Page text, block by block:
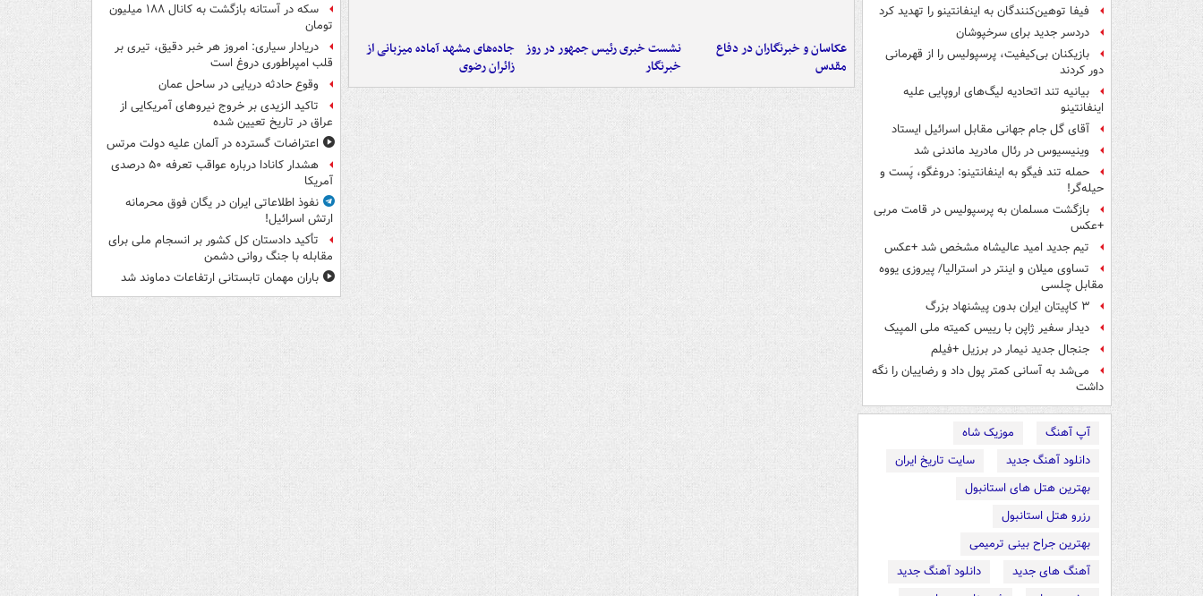
فیفا توهین‌کنندگان به اینفانتینو را تهدید کرد
دردسر جدید برای سرخپوشان
بازیکنان بی‌کیفیت، پرسپولیس را از قهرمانی
دور کردند
بیانیه تند اتحادیه لیگ‌های اروپایی علیه
اینفانتینو
آقای گل جام جهانی مقابل اسرائیل ایستاد
وینیسیوس در رئال مادرید ماندنی شد
حمله تند فیگو به اینفانتینو: دروغگو، پَست‌ و
حیله‌گر!
بازگشت مسلمان به پرسپولیس در قامت مربی
+عکس
تیم جدید امید عالیشاه مشخص شد +عکس
تساوی میلان و اینتر در استرالیا/ پیروزی یووه
مقابل چلسی
۳ کاپیتان ایران بدون پیشنهاد بزرگ
دیدار سفیر ژاپن با رییس کمیته ملی المپیک
جنجال جدید نیمار در برزیل +فیلم
می‌شد به آسانی کمتر پول داد و رضاییان را نگه
داشت
آپ آهنگ
موزیک شاه
دانلود آهنگ جدید
سایت تاریخ ایران
بهترین هتل های استانبول
رزرو هتل استانبول
بهترین جراح بینی ترمیمی
آهنگ های جدید
دانلود آهنگ جدید
عکاسان و خبرنگاران در دفاع
مقدس
نشست خبری رئیس جمهور در روز
خبرنگار
جاده‌های مشهد آماده میزبانی از
زائران رضوی
سکه در آستانه بازگشت به کانال ۱۸۸ میلیون
تومان
دریادار سیاری: امروز هر خبر دقیق، تیری بر
قلب امپراطوری دروغ است
وقوع حادثه دریایی در ساحل عمان
تاکید الزیدی بر خروج نیروهای آمریکایی از
عراق در تاریخ تعیین شده
اعتراضات گسترده در آلمان علیه دولت مرتس
هشدار کانادا درباره عواقب تعرفه ۵۰ درصدی
آمریکا
نفوذ اطلاعاتی ایران در یگان فوق محرمانه
ارتش اسرائیل!
تأکید دادستان کل کشور بر انسجام ملی برای
مقابله با جنگ روانی دشمن
باران مهمان تابستانی ارتفاعات دماوند شد